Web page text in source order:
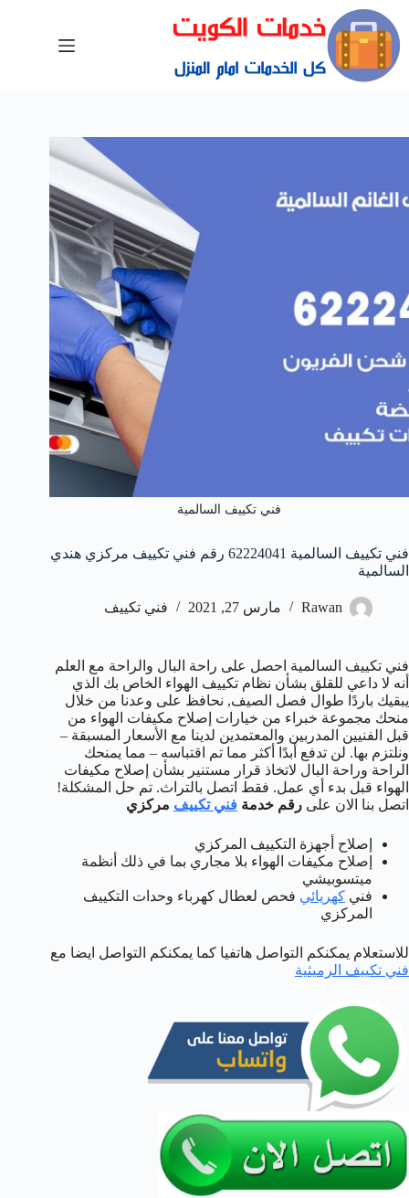
فني تكييف السالمية
فني تكييف السالمية 62224041 رقم فني تكييف مركزي هندي
السالمية
Rawan مارس 27, 2021 فني تكييف
فني تكييف السالمية احصل على راحة البال والراحة مع العلم
أنه لا داعي للقلق بشأن نظام تكييف الهواء الخاص بك الذي
يبقيك باردًا طوال فصل الصيف, نحافظ على وعدنا من خلال
منحك مجموعة خبراء من خيارات إصلاح مكيفات الهواء من
قبل الفنيين المدربين والمعتمدين لدينا مع الأسعار المسبقة –
ونلتزم بها. لن تدفع أبدًا أكثر مما تم اقتباسه – مما يمنحك
الراحة وراحة البال لاتخاذ قرار مستنير بشأن إصلاح مكيفات
الهواء قبل بدء أي عمل. فقط اتصل بالتراث. تم حل المشكلة!
اتصل بنا الان على رقم خدمة فني تكييف مركزي
إصلاح أجهزة التكييف المركزي
إصلاح مكيفات الهواء بلا مجاري بما في ذلك أنظمة
ميتسوبيشي
فني كهريائي فحص لعطال كهرباء وحدات التكييف
المركزي
للاستعلام يمكنكم التواصل هاتفيا كما يمكنكم التواصل ايضا مع
فني تكييف الرميثية